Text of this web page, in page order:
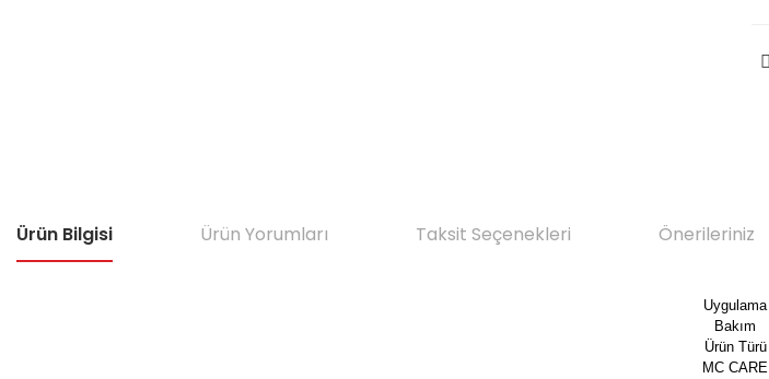
Ürün Bilgisi Ürün Yorumları Taksit Seçenekleri Önerileriniz
Uygulama
Bakım
Ürün Türü
MC CARE